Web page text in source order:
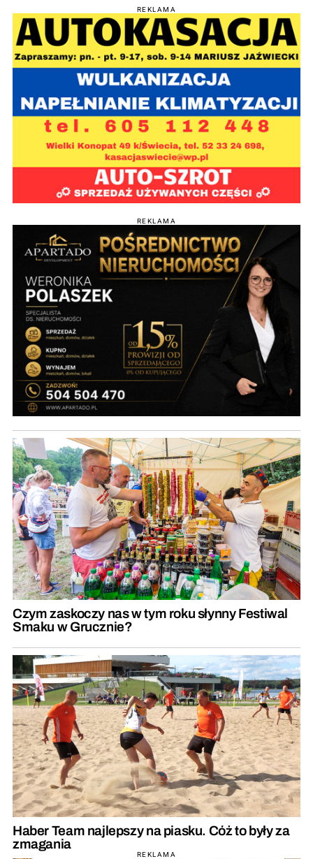
REKLAMA
REKLAMA
Czym zaskoczy nas w tym roku słynny Festiwal
Smaku w Grucznie?
Haber Team najlepszy na piasku. Cóż to były za
zmagania
REKLAMA